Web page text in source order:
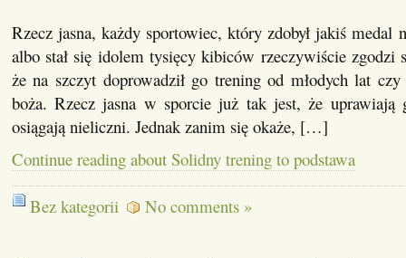
Rzecz jasna, każdy sportowiec, który zdobył jakiś medal
albo stał się idolem tysięcy kibiców rzeczywiście zgodzi
że na szczyt doprowadził go trening od młodych lat
boża. Rzecz jasna w sporcie już tak jest, że uprawiają
osiągają nieliczni. Jednak zanim się okaże, […]
Continue reading about Solidny trening to podstawa
Bez kategorii No comments »